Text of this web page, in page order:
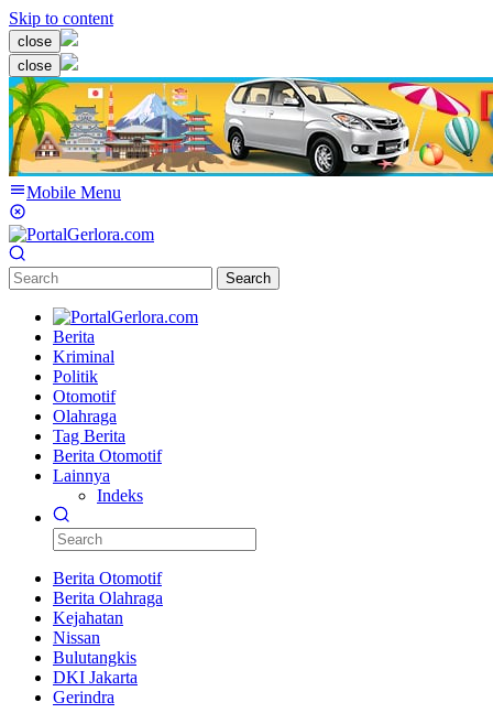
Skip to content
close
close
Mobile Menu
Search
Berita
Kriminal
Politik
Otomotif
Olahraga
Tag Berita
Berita Otomotif
Lainnya
Indeks
Berita Otomotif
Berita Olahraga
Kejahatan
Nissan
Bulutangkis
DKI Jakarta
Gerindra